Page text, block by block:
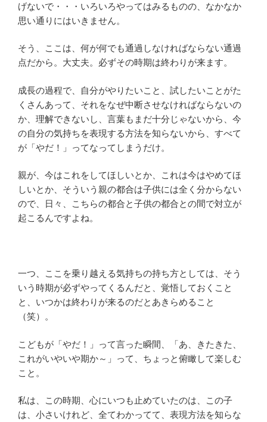
げないで・・・いろいろやってはみるものの、なかなか
思い通りにはいきません。
そう、ここは、何が何でも通過しなければならない通過
点だから。大丈夫。必ずその時期は終わりが来ます。
成長の過程で、自分がやりたいこと、試したいことがた
くさんあって、それをなぜ中断させなければならないの
か、理解できないし、言葉もまだ十分じゃないから、今
の自分の気持ちを表現する方法を知らないから、すべて
が「やだ！」ってなってしまうだけ。
親が、今はこれをしてほしいとか、これは今はやめてほ
しいとか、そういう親の都合は子供には全く分からない
ので、日々、こちらの都合と子供の都合との間で対立が
起こるんですよね。
一つ、ここを乗り越える気持ちの持ち方としては、そう
いう時期が必ずやってくるんだと、覚悟しておくこと
と、いつかは終わりが来るのだとあきらめること
（笑）。
こどもが「やだ！」って言った瞬間、「あ、きたきた、
これがいやいや期か～」って、ちょっと俯瞰して楽しむ
こと。
私は、この時期、心にいつも止めていたのは、この子
は、小さいけれど、全てわかってて、表現方法を知らな